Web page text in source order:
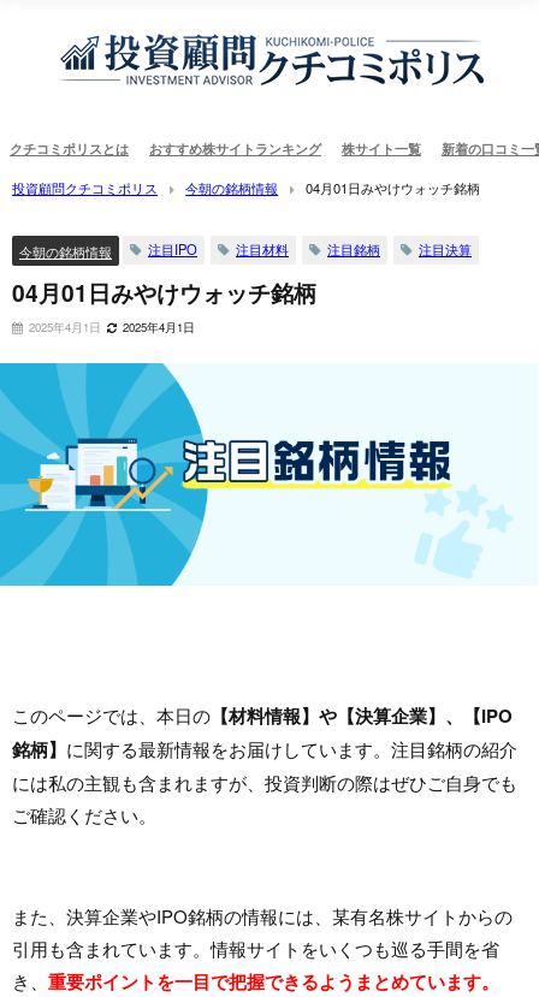
クチコミポリスとは おすすめ株サイトランキング 株サイト一覧 新着の口コミ一
投資顧問クチコミポリス 今朝の銘柄情報 04月01日みやけウォッチ銘柄
今朝の銘柄情報 注目IPO 注目材料 注目銘柄 注目決算
04月01日みやけウォッチ銘柄
2025年4月1日 2025年4月1日
このページでは、本日の 【材料情報】や【決算企業】、【IPO
銘柄】 に関する最新情報をお届けしています。注目銘柄の紹介
には私の主観も含まれますが、投資判断の際はぜひご自身でも
ご確認ください。
また、決算企業やIPO銘柄の情報には、某有名株サイトからの
引用も含まれています。情報サイトをいくつも巡る手間を省
き、 重要ポイントを一目で把握できるようまとめています。